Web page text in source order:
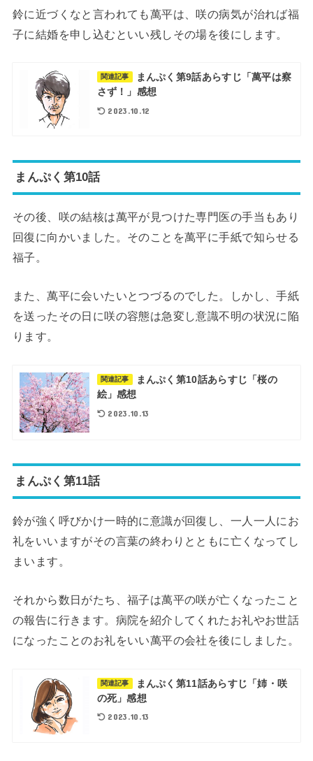
鈴に近づくなと言われても萬平は、咲の病気が治れば福
子に結婚を申し込むといい残しその場を後にします。
関連記事
まんぷく第9話あらすじ「萬平は察
さず！」感想
2023.10.12
まんぷく第10話
その後、咲の結核は萬平が見つけた専門医の手当もあり
回復に向かいました。そのことを萬平に手紙で知らせる
福子。
また、萬平に会いたいとつづるのでした。しかし、手紙
を送ったその日に咲の容態は急変し意識不明の状況に陥
ります。
関連記事
まんぷく第10話あらすじ「桜の
絵」感想
2023.10.13
まんぷく第11話
鈴が強く呼びかけ一時的に意識が回復し、一人一人にお
礼をいいますがその言葉の終わりとともに亡くなってし
まいます。
それから数日がたち、福子は萬平の咲が亡くなったこと
の報告に行きます。病院を紹介してくれたお礼やお世話
になったことのお礼をいい萬平の会社を後にしました。
関連記事
まんぷく第11話あらすじ「姉・咲
の死」感想
2023.10.13